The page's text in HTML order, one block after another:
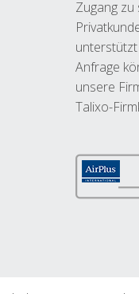
Zugang
Anfrage
unsere
Talixo-